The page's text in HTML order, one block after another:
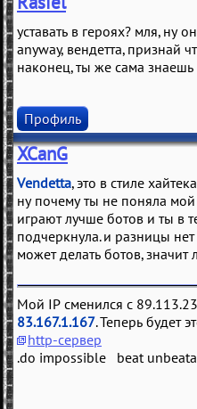
уставать в героях? мля, ну
anyway, вендетта, признай
наконец, ты же сама знаешь
Профиль
XCanG
Vendetta, это в стиле хайтека
ну почему ты не поняла
играют лучше ботов и ты в
подчеркнула. и разницы
может делать ботов,
Мой IP сменился с
83.167.1.167. Теперь будет
http-сервер
.do impossible beat